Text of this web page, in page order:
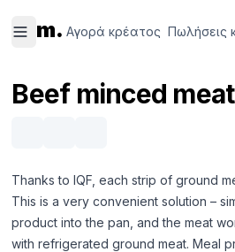
m. Αγορά κρέατος Πωλήσεις
κρέατος κρέατος
Beef minced
Thanks to IQF, each strip of ground
This is a very convenient solution –
product into the pan, and the meat
with refrigerated ground meat. Meal